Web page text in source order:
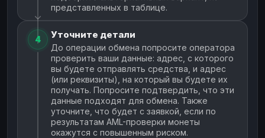
представленных в таблице.
4 Уточните детали
До операции обмена попросите оператора
проверить ваши данные: адрес, с которого
вы будете отправлять средства, и адрес
(или реквизиты), на который вы будете их
получать. Попросите подтвердить, что эти
данные подходят для обмена. Также
уточните, что будет с заявкой, если по
результатам AML-проверки монеты
окажутся с повышенным риском.